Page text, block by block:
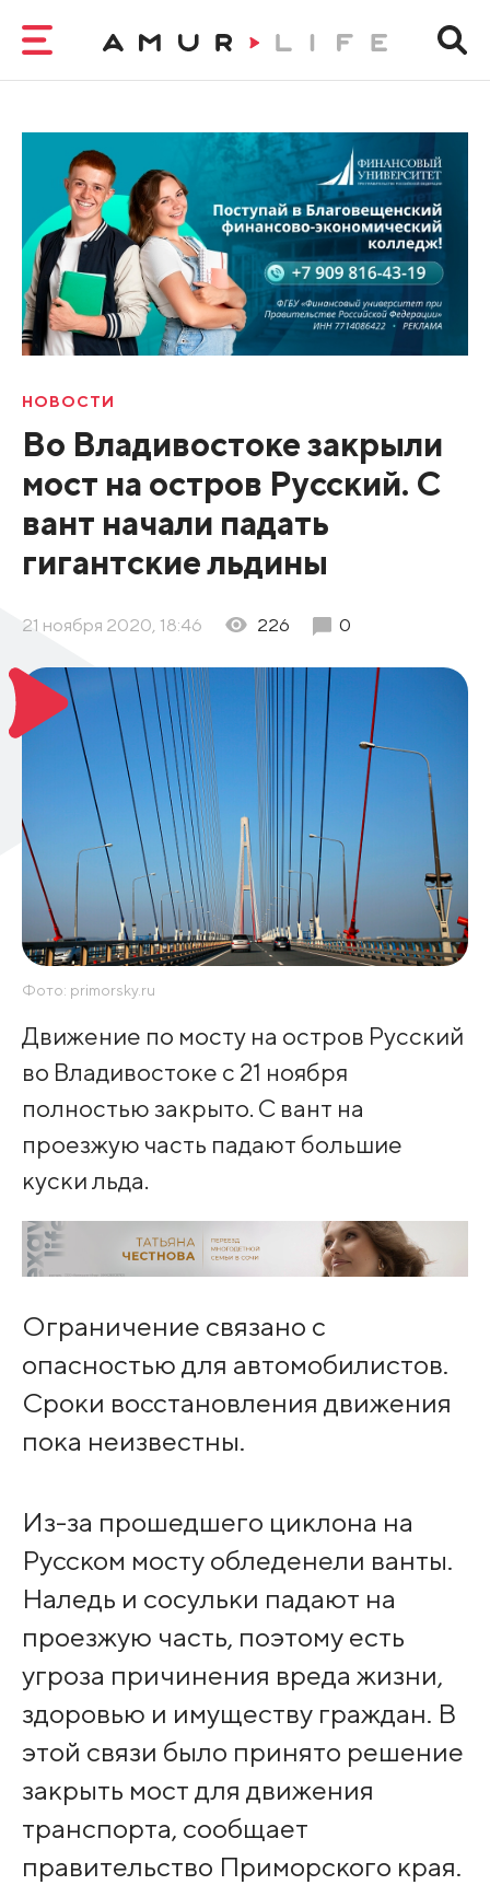
НОВОСТИ
Во Владивостоке закрыли
мост на остров Русский. С
вант начали падать
гигантские льдины
21 ноября 2020, 18:46 226 0
Фото: primorsky.ru
Движение по мосту на остров Русский
во Владивостоке с 21 ноября
полностью закрыто. С вант на
проезжую часть падают большие
куски льда.
Ограничение связано с
опасностью для автомобилистов.
Сроки восстановления движения
пока неизвестны.
Из-за прошедшего циклона на
Русском мосту обледенели ванты.
Наледь и сосульки падают на
проезжую часть, поэтому есть
угроза причинения вреда жизни,
здоровью и имуществу граждан. В
этой связи было принято решение
закрыть мост для движения
транспорта, сообщает
правительство Приморского края.